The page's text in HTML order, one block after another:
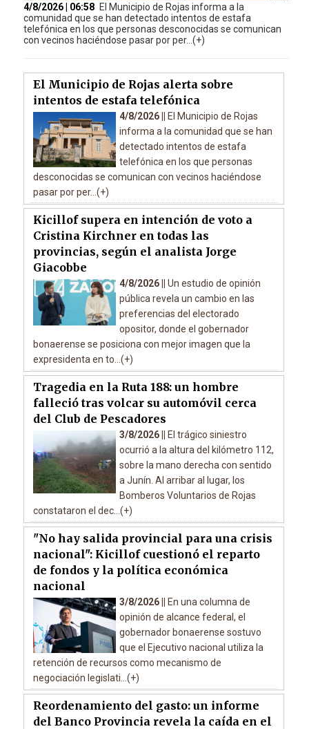
4/8/2026 | 06:58 El Municipio de Rojas informa a la
comunidad que se han detectado intentos de estafa
telefónica en los que personas desconocidas se comunican
con vecinos haciéndose pasar por per...(+)
El Municipio de Rojas alerta sobre
intentos de estafa telefónica
4/8/2026 ||
El Municipio de Rojas
informa a la comunidad que se han
detectado intentos de estafa
telefónica en los que personas
desconocidas se comunican con vecinos haciéndose
pasar por per...(+)
Kicillof supera en intención de voto a
Cristina Kirchner en todas las
provincias, según el analista Jorge
Giacobbe
4/8/2026 || Un estudio de opinión
pública revela un cambio en las
preferencias del electorado
opositor, donde el gobernador
bonaerense se posiciona con mejor imagen que la
expresidenta en to...(+)
Tragedia en la Ruta 188: un hombre
falleció tras volcar su automóvil cerca
del Club de Pescadores
3/8/2026 ||
El trágico siniestro
ocurrió a la altura del kilómetro 112,
sobre la mano derecha con sentido
a Junín. Al arribar al lugar, los
Bomberos Voluntarios de Rojas
constataron el dec...(+)
"No hay salida provincial para una crisis
nacional": Kicillof cuestionó el reparto
de fondos y la política económica
nacional
3/8/2026 ||
En una columna de
opinión de alcance federal, el
gobernador bonaerense sostuvo
que el Ejecutivo nacional utiliza la
retención de recursos como mecanismo de
negociación legislati...(+)
Reordenamiento del gasto: un informe
del Banco Provincia revela la caída en el